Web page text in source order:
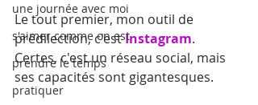
une journée avec moi
s'aimer comme on est
prendre le temps
pratiquer
Le tout premier, mon outil de
prédilection, c'est Instagram.
Certes, c'est un réseau social, mais
ses capacités sont gigantesques.